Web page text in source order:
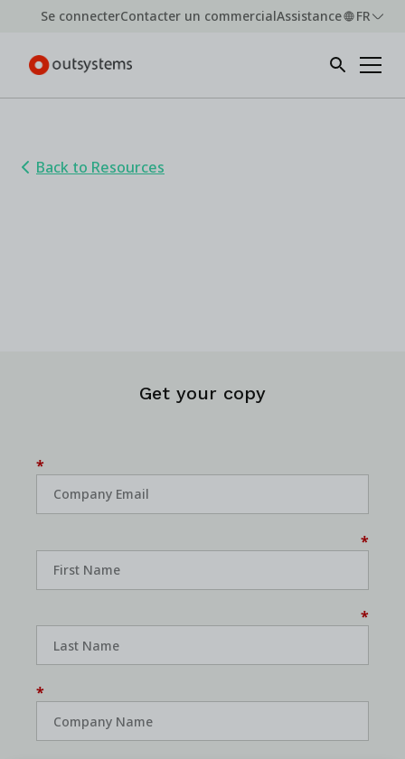
Se connecterContacter un commercialAssistance FR
Back to Resources
Get your copy
*
*
*
*